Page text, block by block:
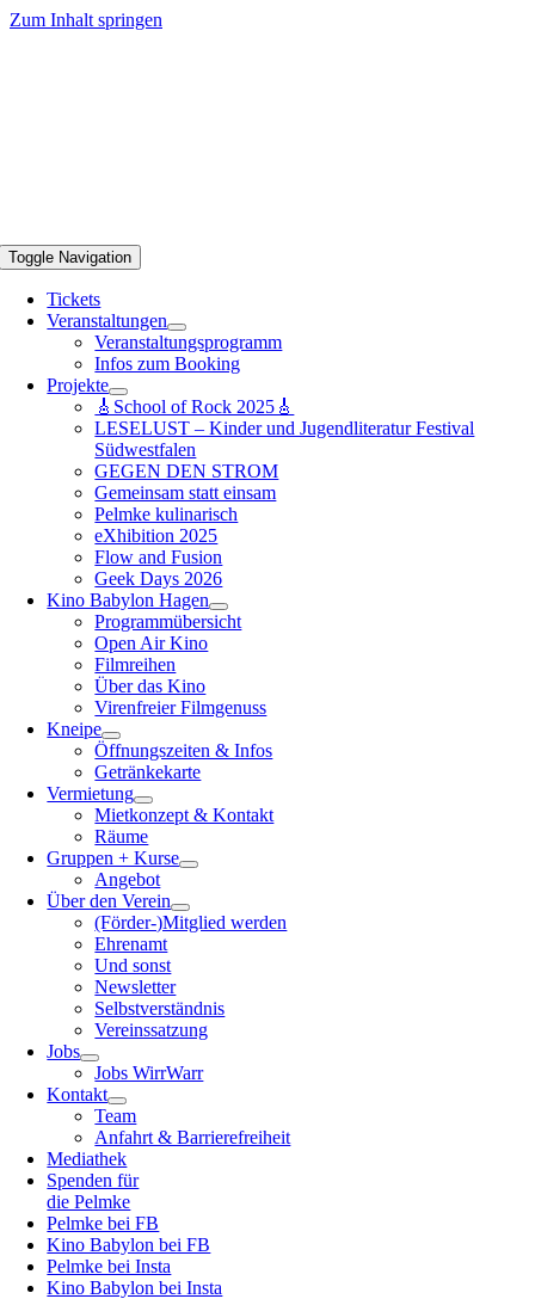
Zum Inhalt springen
Toggle Navigation
Tickets
Veranstaltungen
Veranstaltungsprogramm
Infos zum Booking
Projekte
🎸School of Rock 2025🎸
LESELUST – Kinder und Jugendliteratur Festival
Südwestfalen
GEGEN DEN STROM
Gemeinsam statt einsam
Pelmke kulinarisch
eXhibition 2025
Flow and Fusion
Geek Days 2026
Kino Babylon Hagen
Programmübersicht
Open Air Kino
Filmreihen
Über das Kino
Virenfreier Filmgenuss
Kneipe
Öffnungszeiten & Infos
Getränkekarte
Vermietung
Mietkonzept & Kontakt
Räume
Gruppen + Kurse
Angebot
Über den Verein
(Förder-)Mitglied werden
Ehrenamt
Und sonst
Newsletter
Selbstverständnis
Vereinssatzung
Jobs
Jobs WirrWarr
Kontakt
Team
Anfahrt & Barrierefreiheit
Mediathek
Spenden für
die Pelmke
Pelmke bei FB
Kino Babylon bei FB
Pelmke bei Insta
Kino Babylon bei Insta